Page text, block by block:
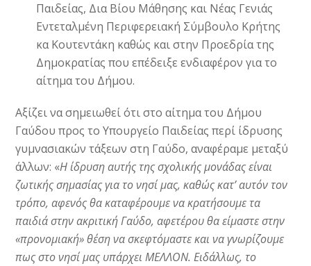
Παιδείας, Δια Βίου Μάθησης και Νέας Γενιάς
Εντεταλμένη Περιφερειακή Σύμβουλο Κρήτης
κα Κουτεντάκη καθώς και στην Προεδρία της
Δημοκρατίας που επέδειξε ενδιαφέρον για το
αίτημα του Δήμου.
Αξίζει να σημειωθεί ότι στο αίτημα του Δήμου
Γαύδου προς το Υπουργείο Παιδείας περί ίδρυσης
γυμνασιακών τάξεων στη Γαύδο, αναφέραμε μεταξύ
άλλων: «Η ίδρυση αυτής της σχολικής μονάδας είναι
ζωτικής σημασίας για το νησί μας, καθώς κατ’ αυτόν τον
τρόπο, αφενός θα καταφέρουμε να κρατήσουμε τα
παιδιά στην ακριτική Γαύδο, αφετέρου θα είμαστε στην
«προνομιακή» θέση να σκεφτόμαστε και να γνωρίζουμε
πως στο νησί μας υπάρχει ΜΕΛΛΟΝ. Ειδάλλως, το